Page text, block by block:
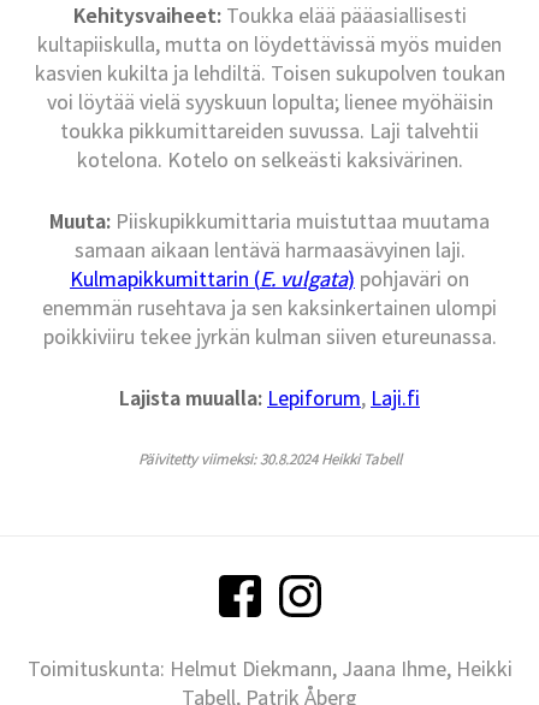
Kehitysvaiheet:Toukka elää pääasiallisesti
kultapiiskulla, mutta on löydettävissä myös muiden
kasvien kukilta ja lehdiltä. Toisen sukupolven toukan
voi löytää vielä syyskuun lopulta; lienee myöhäisin
toukka pikkumittareiden suvussa. Laji talvehtii
kotelona. Kotelo on selkeästi kaksivärinen.
Muuta: Piiskupikkumittaria muistuttaa muutama
samaan aikaan lentävä harmaasävyinen laji.
Kulmapikkumittarin (E. vulgata) pohjaväri on
enemmän rusehtava ja sen kaksinkertainen ulompi
poikkiviiru tekee jyrkän kulman siiven etureunassa.
Lajista muualla: Lepiforum, Laji.fi
Päivitetty viimeksi: 30.8.2024 Heikki Tabell
Toimituskunta: Helmut Diekmann, Jaana Ihme, Heikki
Tabell, Patrik Åberg